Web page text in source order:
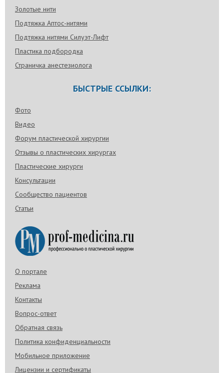
Золотые нити
Подтяжка Аптос-нитями
Подтяжка нитями Силуэт-Лифт
Пластика подбородка
Страничка анестезиолога
БЫСТРЫЕ ССЫЛКИ:
Фото
Видео
Форум пластической хирургии
Отзывы о пластических хирургах
Пластические хирурги
Консультации
Сообщество пациентов
Статьи
О портале
Реклама
Контакты
Вопрос-ответ
Обратная связь
Политика конфиденциальности
Мобильное приложение
Лицензии и сертификаты